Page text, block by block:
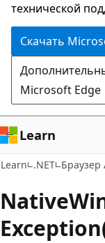
технической
Скачать
Microsoft Edge
Learn
Learn .NET Браузер
Native